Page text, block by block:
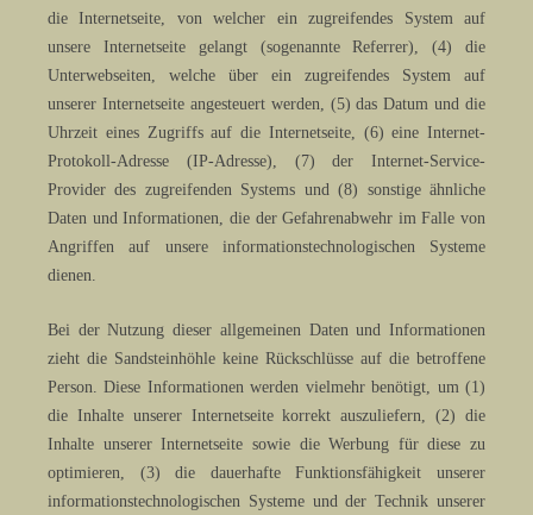
die Internetseite, von welcher ein zugreifendes System auf
unsere Internetseite gelangt (sogenannte Referrer), (4) die
Unterwebseiten, welche über ein zugreifendes System auf
unserer Internetseite angesteuert werden, (5) das Datum und die
Uhrzeit eines Zugriffs auf die Internetseite, (6) eine Internet-
Protokoll-Adresse (IP-Adresse), (7) der Internet-Service-
Provider des zugreifenden Systems und (8) sonstige ähnliche
Daten und Informationen, die der Gefahrenabwehr im Falle von
Angriffen auf unsere informationstechnologischen Systeme
dienen.
Bei der Nutzung dieser allgemeinen Daten und Informationen
zieht die Sandsteinhöhle keine Rückschlüsse auf die betroffene
Person. Diese Informationen werden vielmehr benötigt, um (1)
die Inhalte unserer Internetseite korrekt auszuliefern, (2) die
Inhalte unserer Internetseite sowie die Werbung für diese zu
optimieren, (3) die dauerhafte Funktionsfähigkeit unserer
informationstechnologischen Systeme und der Technik unserer